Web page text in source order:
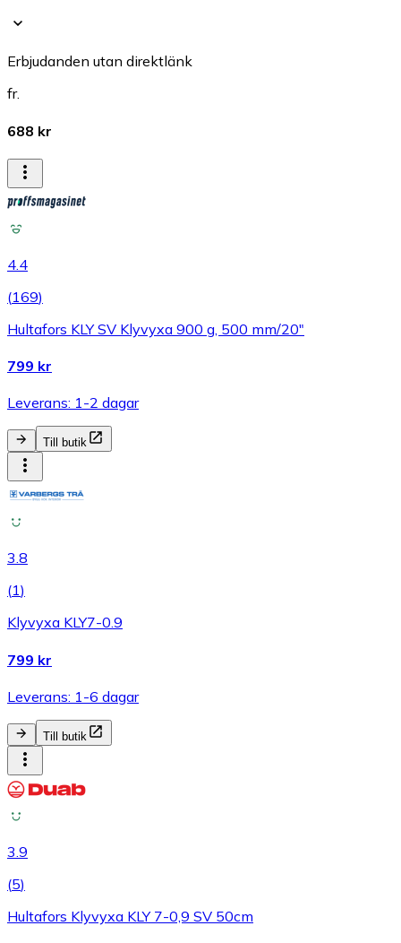
Erbjudanden utan direktlänk
fr.
688 kr
4.4
(169)
Hultafors KLY SV Klyvyxa 900 g, 500 mm/20"
799 kr
Leverans: 1-2 dagar
Till butik
3.8
(1)
Klyvyxa KLY7-0.9
799 kr
Leverans: 1-6 dagar
Till butik
3.9
(5)
Hultafors Klyvyxa KLY 7-0,9 SV 50cm